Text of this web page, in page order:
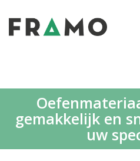
gemakkelijk en
uw